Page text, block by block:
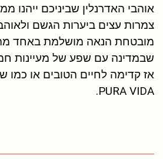
אוהבי האדרנלין שביניכם ייהנו
צמרות עצים ביערות הגשם
מובטחת הנאה מושלמת באחד
שבמדינה עם שפע של מעיינות
אז קדימה לחיים הטובים או כמו
PURA VIDA.